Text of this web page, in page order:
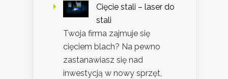
Cięcie stali – laser do
stali
Twoja firma zajmuje się
cięciem blach? Na pewno
zastanawiasz się nad
inwestycją w nowy sprzęt,